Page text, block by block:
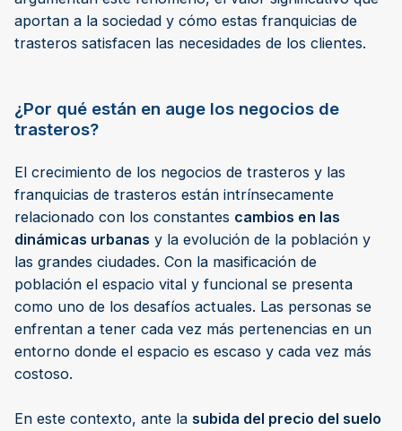
aportan a la sociedad y cómo estas franquicias de
trasteros satisfacen las necesidades de los clientes.
¿Por qué están en auge los negocios de
trasteros?
El crecimiento de los negocios de trasteros y las
franquicias de trasteros están intrínsecamente
relacionado con los constantes cambios en las
dinámicas urbanas y la evolución de la población y
las grandes ciudades. Con la masificación de
población el espacio vital y funcional se presenta
como uno de los desafíos actuales. Las personas se
enfrentan a tener cada vez más pertenencias en un
entorno donde el espacio es escaso y cada vez más
costoso.
En este contexto, ante la subida del precio del suelo